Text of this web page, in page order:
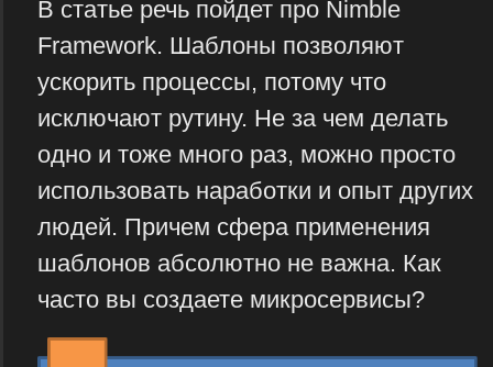
В статье речь пойдет про Nimble
Framework. Шаблоны позволяют
ускорить процессы, потому что
исключают рутину. Не за чем делать
одно и тоже много раз, можно просто
использовать наработки и опыт других
людей. Причем сфера применения
шаблонов абсолютно не важна. Как
часто вы создаете микросервисы?